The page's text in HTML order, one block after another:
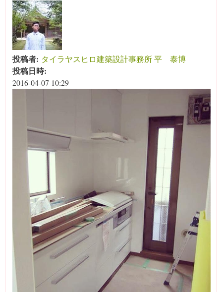
投稿者: タイラヤスヒロ建築設計事務所 平 泰博
投稿日時:
2016-04-07 10:29